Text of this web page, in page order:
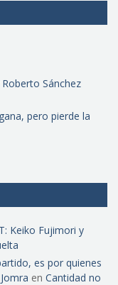
Sánchez
pero pierde la
Keiko Fujimori y
es por quienes
en Cantidad no